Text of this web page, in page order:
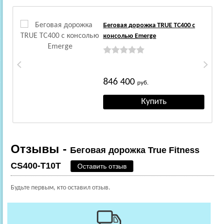
Беговая дорожка TRUE TC400 c
консолью Emerge
846 400 руб.
Отзывы - Беговая дорожка True Fitness
CS400-T10T
Оставить отзыв
Будьте первым, кто оставил отзыв.